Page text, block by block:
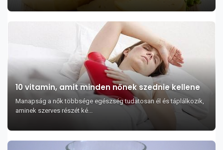
10 vitamin, amit minden nőnek szednie kellene
Manapság a nők többsége egészség tudatosan él és táplálkozik,
aminek szerves részét ké...